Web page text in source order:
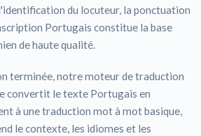
du locuteur, la ponctuation
Portugais constitue la base
de haute qualité.
terminée, notre moteur de traduction
convertit le texte Portugais en
à une traduction mot à mot basique,
le contexte, les idiomes et les